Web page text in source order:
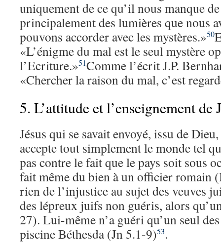
uniquement de ce qu’il nous manque
principalement des lumières que nous
pouvons accorder avec les mystères.»50
«L’énigme du mal est le seul mystère
l’Ecriture.»51Comme l’écrit J.P.
«Chercher la raison du mal, c’est
5. L’attitude et l’enseignement de
Jésus qui se savait envoyé, issu de
accepte tout simplement le monde tel
pas contre le fait que le pays soit sous
fait même du bien à un officier romain
rien de l’injustice au sujet des veuves
des lépreux juifs non guéris, alors
27). Lui-même n’a guéri qu’un seul
piscine Béthesda (Jn 5.1-9)53.